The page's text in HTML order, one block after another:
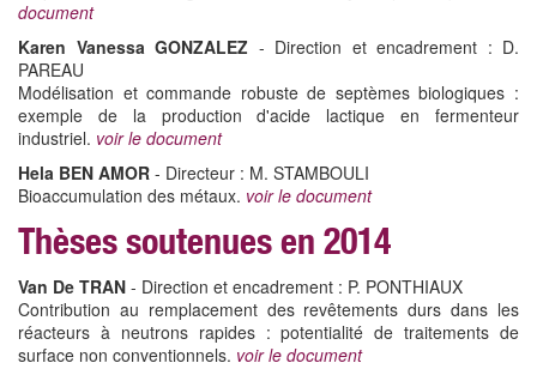
document
Karen Vanessa GONZALEZ - Direction et encadrement : D.
PAREAU
Modélisation et commande robuste de septèmes biologiques :
exemple de la production d'acide lactique en fermenteur
industriel. voir le document
Hela BEN AMOR - Directeur : M. STAMBOULI
Bioaccumulation des métaux. voir le document
Thèses soutenues en 2014
Van De TRAN - Direction et encadrement : P. PONTHIAUX
Contribution au remplacement des revêtements durs dans les
réacteurs à neutrons rapides : potentialité de traitements de
surface non conventionnels. voir le document